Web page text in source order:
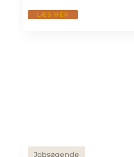
LÆS HER
Jobsøgende